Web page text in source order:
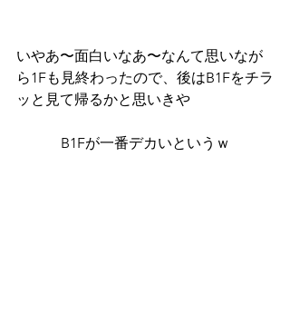
いやあ〜面白いなあ〜なんて思いなが
ら1Fも見終わったので、後はB1Fをチラ
ッと見て帰るかと思いきや
B1Fが一番デカいというｗ